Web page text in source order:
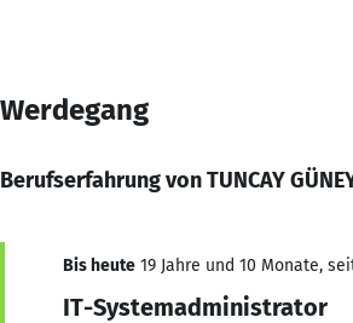
Werdegang
Berufserfahrung von TUNCAY
Bis heute 19 Jahre und 10 Monate,
IT-Systemadministrator